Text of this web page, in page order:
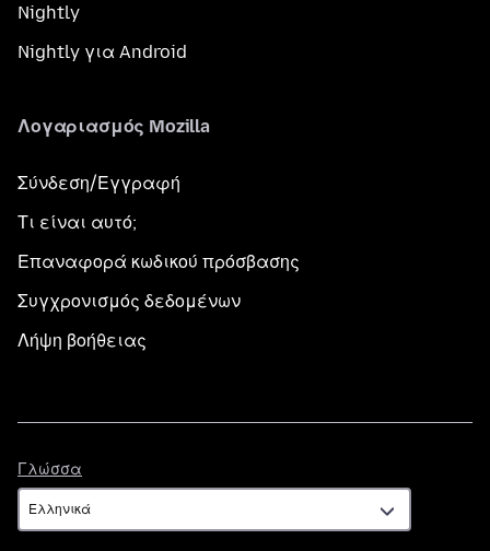
Nightly
Nightly για Android
Λογαριασμός Mozilla
Σύνδεση/Εγγραφή
Τι είναι αυτό;
Επαναφορά κωδικού πρόσβασης
Συγχρονισμός δεδομένων
Λήψη βοήθειας
Γλώσσα